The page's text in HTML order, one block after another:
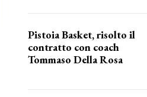
Pistoia Basket, risolto il
contratto con coach
Tommaso Della Rosa